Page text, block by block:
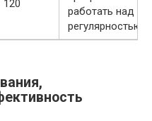
120
работать над
регулярностью